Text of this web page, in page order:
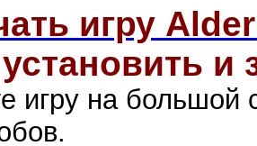
игру
и
игру на большой